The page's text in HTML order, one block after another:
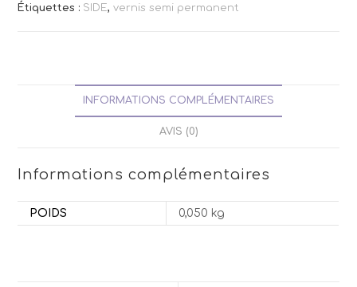
Étiquettes : SIDE,vernis semi permanent
INFORMATIONS COMPLÉMENTAIRES
AVIS (0)
Informations complémentaires
POIDS 0,050 kg